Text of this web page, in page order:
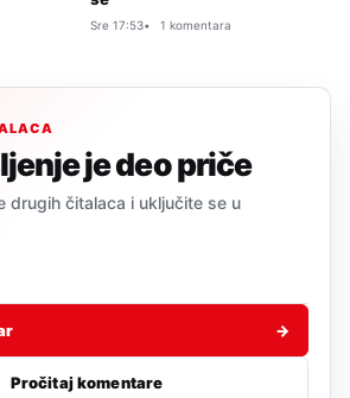
Sre 17:53 1 komentara
je deo priče
drugih čitalaca i uključite se u
→
Pročitaj komentare